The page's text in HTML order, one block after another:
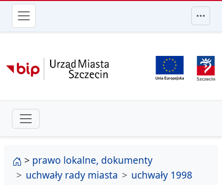
przejdź do głównego menu
strona główna
> prawo lokalne, dokumenty
uchwały rady miasta
uchwały 1998